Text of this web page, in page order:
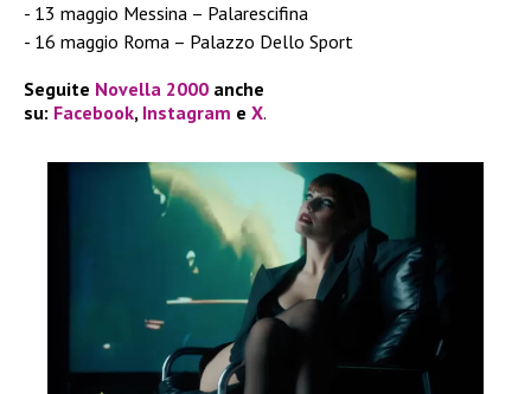
13 maggio Messina – Palarescifina
16 maggio Roma – Palazzo Dello Sport
Seguite Novella 2000 anche
su: Facebook, Instagram e X.